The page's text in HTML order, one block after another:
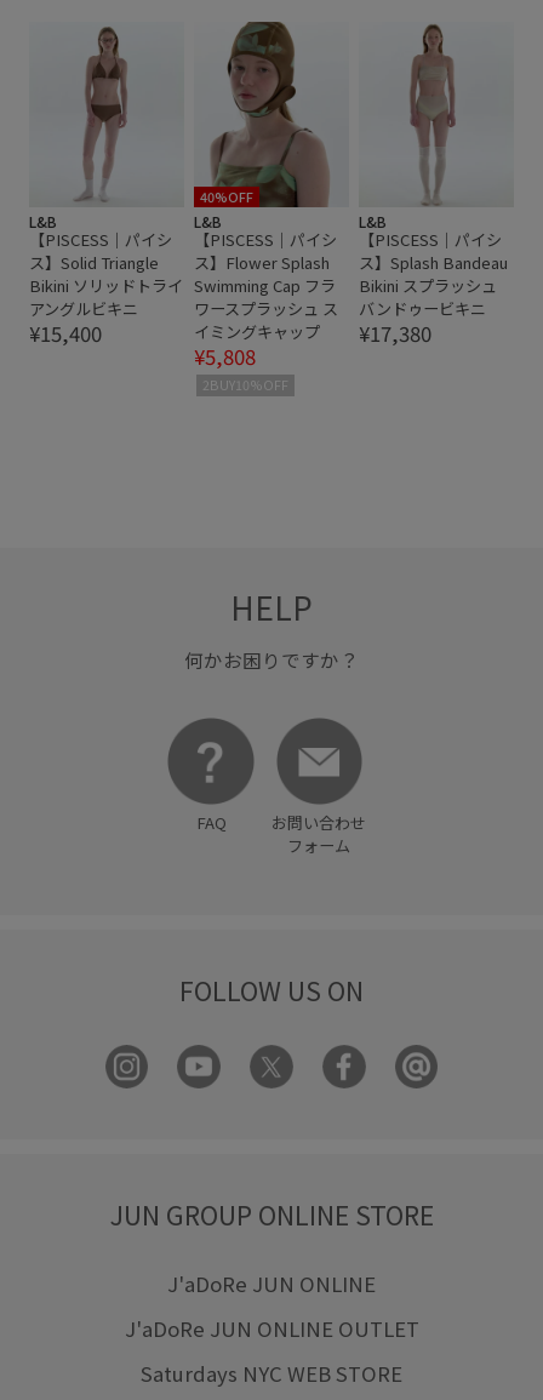
L&B
【PISCESS｜パイシ
ス】Solid Triangle
Bikini ソリッドトライ
アングルビキニ
¥15,400
40%OFF
L&B
【PISCESS｜パイシ
ス】Flower Splash
Swimming Cap フラ
ワースプラッシュ ス
イミングキャップ
¥5,808
2BUY10%OFF
L&B
【PISCESS｜パイシ
ス】Splash Bandeau
Bikini スプラッシュ
バンドゥービキニ
¥17,380
HELP
何かお困りですか？
FAQ
お問い合わせ
フォーム
FOLLOW US ON
JUN GROUP ONLINE STORE
J'aDoRe JUN ONLINE
J'aDoRe JUN ONLINE OUTLET
Saturdays NYC WEB STORE